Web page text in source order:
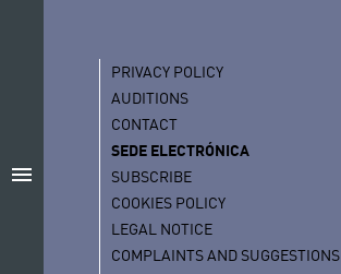
menu
PRIVACY POLICY
AUDITIONS
CONTACT
SEDE ELECTRÓNICA
SUBSCRIBE
COOKIES POLICY
LEGAL NOTICE
COMPLAINTS AND SUGGESTIONS